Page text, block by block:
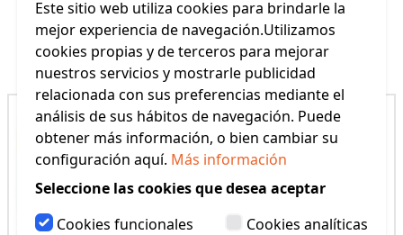
Productos Relacionados
Este sitio web utiliza cookies para brindarle la
mejor experiencia de navegación.Utilizamos
cookies propias y de terceros para mejorar
nuestros servicios y mostrarle publicidad
relacionada con sus preferencias mediante el
análisis de sus hábitos de navegación. Puede
obtener más información, o bien cambiar su
configuración aquí. Más información
Seleccione las cookies que desea aceptar
Cookies funcionales
Cookies analíticas